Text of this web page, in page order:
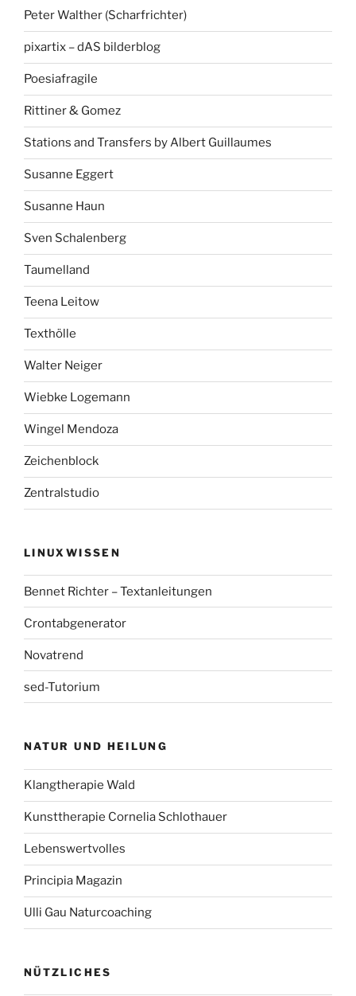
Peter Walther (Scharfrichter)
pixartix – dAS bilderblog
Poesiafragile
Rittiner & Gomez
Stations and Transfers by Albert Guillaumes
Susanne Eggert
Susanne Haun
Sven Schalenberg
Taumelland
Teena Leitow
Texthölle
Walter Neiger
Wiebke Logemann
Wingel Mendoza
Zeichenblock
Zentralstudio
LINUXWISSEN
Bennet Richter – Textanleitungen
Crontabgenerator
Novatrend
sed-Tutorium
NATUR UND HEILUNG
Klangtherapie Wald
Kunsttherapie Cornelia Schlothauer
Lebenswertvolles
Principia Magazin
Ulli Gau Naturcoaching
NÜTZLICHES